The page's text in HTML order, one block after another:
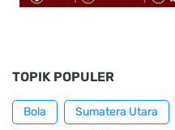
TOPIK POPULER
Bola Sumatera Utara